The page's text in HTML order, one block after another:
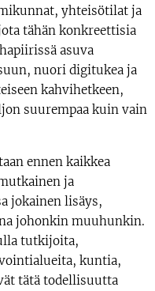
yhteisötilat ja
tähän konkreettisia
asuva
nuori digitukea ja
kahvihetkeen,
suurempaa kuin vain
ennen kaikkea
ja
jokainen lisäys,
johonkin muuhunkin.
tutkijoita,
kuntia,
tätä todellisuutta